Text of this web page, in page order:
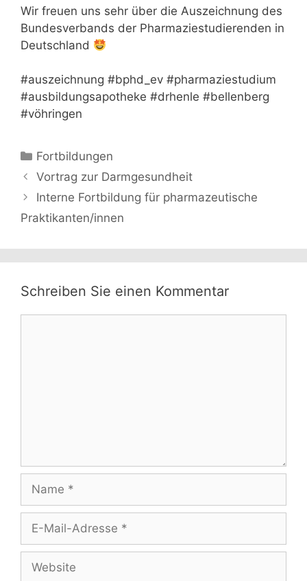
Wir freuen uns sehr über die Auszeichnung des
Bundesverbands der Pharmaziestudierenden in
Deutschland
#auszeichnung #bphd_ev #pharmaziestudium
#ausbildungsapotheke #drhenle #bellenberg
#vöhringen
Kategorien
Fortbildungen
Vortrag zur Darmgesundheit
Interne Fortbildung für pharmazeutische
Praktikanten/innen
Schreiben Sie einen Kommentar
Name
Adresse
Website